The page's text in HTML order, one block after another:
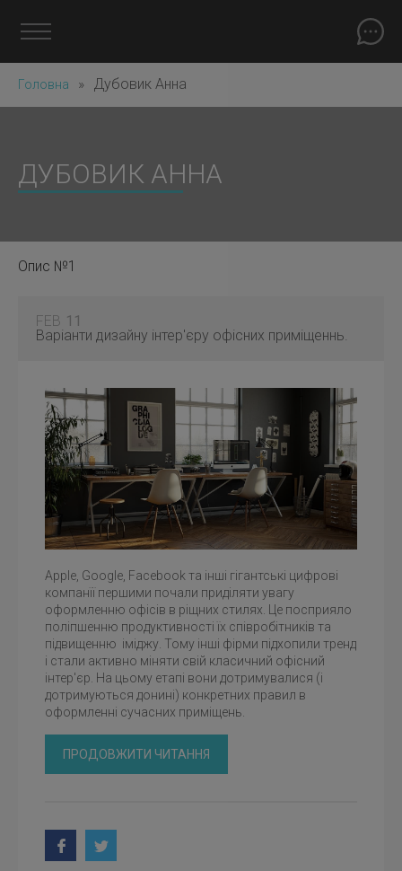
Головна » Дубовик Анна
ДУБОВИК АННА
Опис №1
FEB 11
Варіанти дизайну інтер'єру офісних приміщеннь.
Apple, Google, Facebook та інші гігантські цифрові
компанїї першими почали приділяти увагу
оформленню офісів в ріщних стилях. Це посприяло
поліпшенню продуктивності їх співробітників та
підвищенню іміджу. Тому інші фірми підхопили тренд
і стали активно міняти свій класичний офісний
інтер'єр. На цьому етапі вони дотримувалися (і
дотримуються донині) конкретних правил в
оформленні сучасних приміщень.
ПРОДОВЖИТИ ЧИТАННЯ